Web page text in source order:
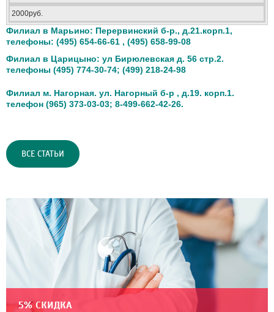
2000руб.
Филиал в Марьино: Перервинский б-р., д.21.корп.1,
телефоны: (495) 654-66-61 , (495) 658-99-08
Филиал в Царицыно: ул Бирюлевская д. 56 стр.2.
телефоны (495) 774-30-74; (499) 218-24-98
Филиал м. Нагорная. ул. Нагорный б-р , д.19. корп.1.
телефон (965) 373-03-03; 8-499-662-42-26.
ВСЕ СТАТЬИ
5% СКИДКА